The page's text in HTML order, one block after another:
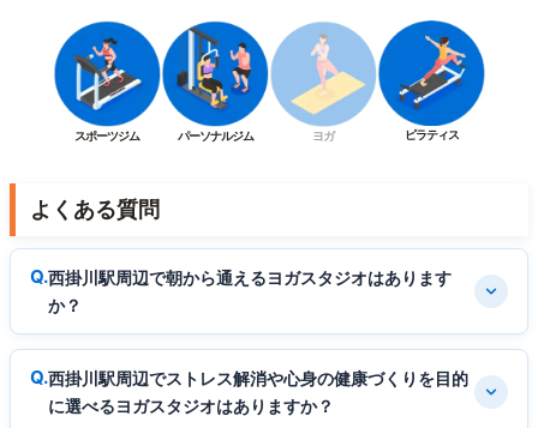
スポーツジム パーソナルジム ヨガ ピラティス
よくある質問
西掛川駅周辺で朝から通えるヨガスタジオはあります
か？
西掛川駅周辺でストレス解消や心身の健康づくりを目的
に選べるヨガスタジオはありますか？